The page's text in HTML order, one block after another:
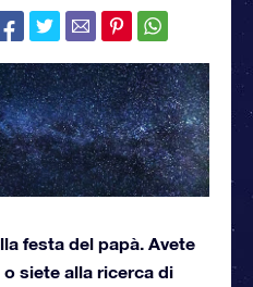
festa del papà. Avete
siete alla ricerca di